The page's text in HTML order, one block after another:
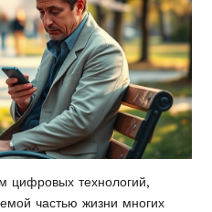
цифровых технологий,
частью жизни многих